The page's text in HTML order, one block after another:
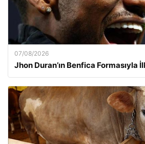
07/08/2026
Jhon Duran’ın Benfica Formasıyla